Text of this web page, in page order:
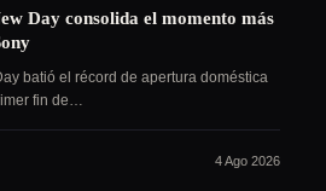
Day consolida el momento más
batió el récord de apertura doméstica
fin de…
4 Ago 2026